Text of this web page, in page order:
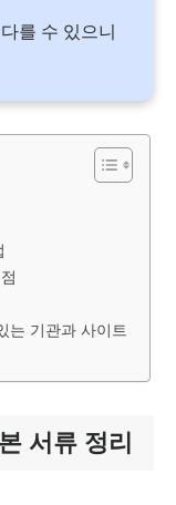
를 수 있으니
는 기관과 사이트
서류 정리